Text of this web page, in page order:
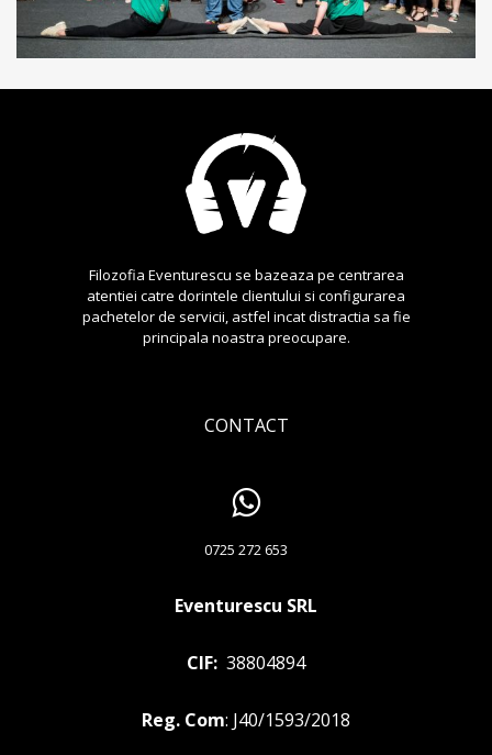
Filozofia Eventurescu se bazeaza pe centrarea
atentiei catre dorintele clientului si configurarea
pachetelor de servicii, astfel incat distractia sa fie
principala noastra preocupare.
CONTACT
0725 272 653
Eventurescu SRL
CIF: 38804894
Reg. Com: J40/1593/2018